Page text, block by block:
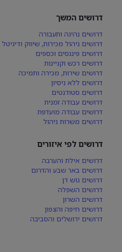
דרושים המשך
דרושים נהיגה ותעבורה
דרושים ניהול מכירות, שיווק ודיגיטל
דרושים פיננסים וכספים
דרושים רכש וקניינות
דרושים שירות, מכירה ותמיכה
דרושים ללא ניסיון
דרושים סטודנטים
דרושים עבודה זמנית
דרושים עבודה מועדפת
דרושים משרות ניהול
דרושים לפי איזורים
דרושים אילת והערבה
דרושים באר שבע והדרום
דרושים גוש דן
דרושים השפלה
דרושים השרון
דרושים חיפה והצפון
דרושים ירושלים והסביבה